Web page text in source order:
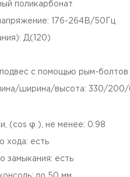
поликарбонат
: 176-264В/50Гц
: Д(120)
подвес с помощью рым-болтов
ширина/высота: 330/200/
(cos φ ), не менее: 0.98
хода: есть
замыкания: есть